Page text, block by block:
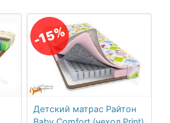
-15%
Детский матрас Райтон